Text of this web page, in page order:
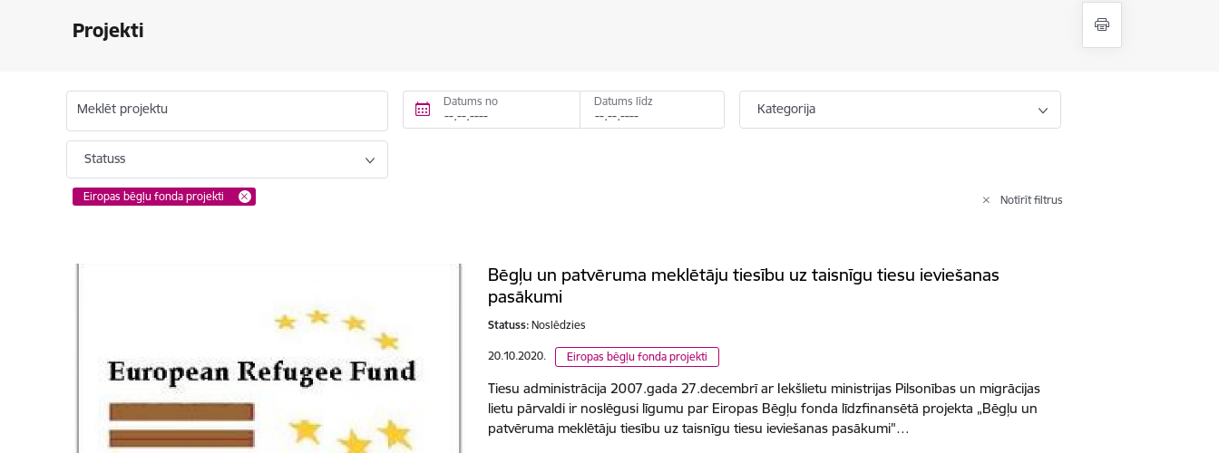
Projekti
Meklēt projektu Datums no Datums līdz Kategorija
Statuss
Eiropas bēgļu fonda projekti Notīrīt filtrus
Bēgļu un patvēruma meklētāju tiesību uz taisnīgu tiesu ieviešanas
pasākumi
Statuss: Noslēdzies
20.10.2020. Eiropas bēgļu fonda projekti
Tiesu administrācija 2007.gada 27.decembrī ar Iekšlietu ministrijas Pilsonības un migrācijas
lietu pārvaldi ir noslēgusi līgumu par Eiropas Bēgļu fonda līdzfinansētā projekta „Bēgļu un
patvēruma meklētāju tiesību uz taisnīgu tiesu ieviešanas pasākumi"…